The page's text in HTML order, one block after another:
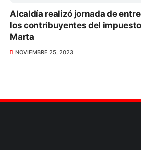
Alcaldía realizó jornada de
los contribuyentes del
Marta
NOVIEMBRE 25, 2023